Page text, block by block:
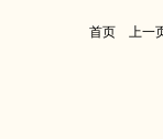
首页 上一